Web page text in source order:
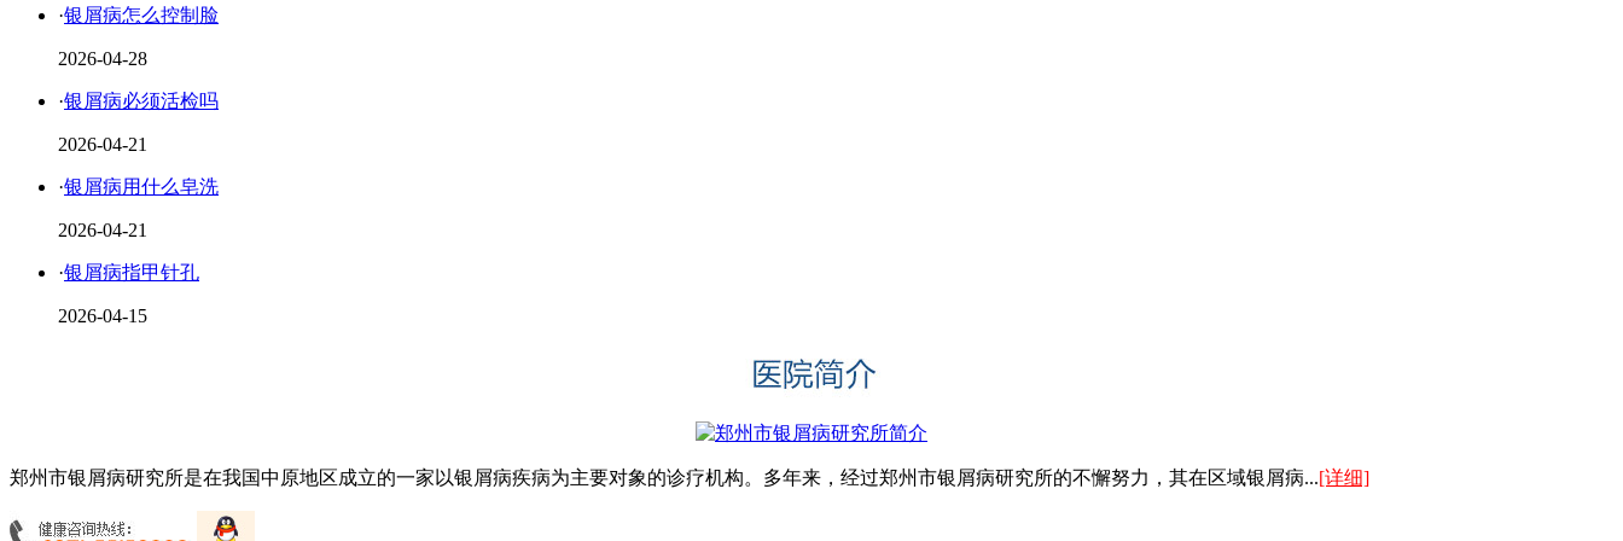
·银屑病怎么控制脸
2026-04-28
·银屑病必须活检吗
2026-04-21
·银屑病用什么皂洗
2026-04-21
·银屑病指甲针孔
2026-04-15
郑州市银屑病研究所是在我国中原地区成立的一家以银屑病疾病为主要对象的诊疗机构。多年来，经过郑州市银屑病研究所的不懈努力，其在区域银屑病...[详细]